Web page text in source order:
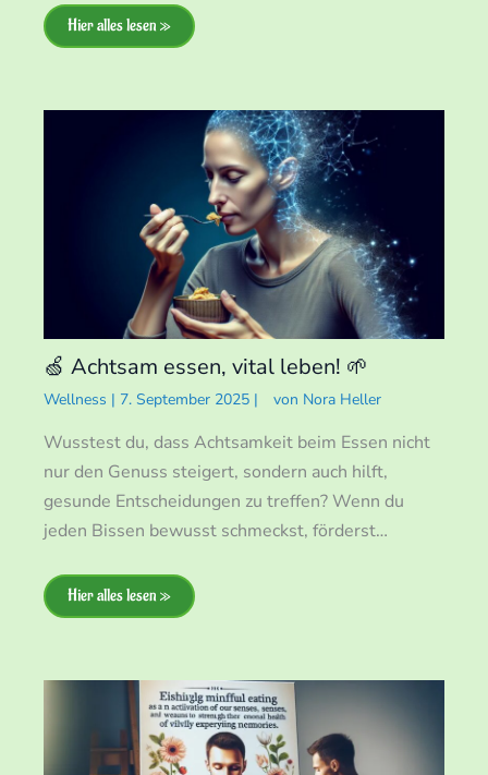
Hier alles lesen »
🍏 Achtsam essen, vital leben! 🌱
Wellness | 7. September 2025 | von Nora Heller
Wusstest du, dass Achtsamkeit beim Essen nicht
nur den Genuss steigert, sondern auch hilft,
gesunde Entscheidungen zu treffen? Wenn du
jeden Bissen bewusst schmeckst, förderst…
Hier alles lesen »